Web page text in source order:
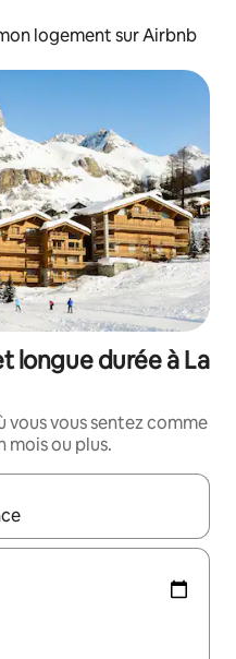
logement sur Airbnb
longue durée à La
vous vous sentez comme
mois ou plus.
utilisez les flèches vers le